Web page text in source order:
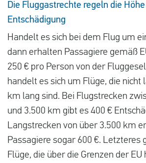
Die Fluggastrechte regeln die
Entschädigung
Handelt es sich bei dem Flug um
dann erhalten Passagiere gemäß
250 € pro Person von der
handelt es sich um Flüge, die nicht
km lang sind. Bei Flugstrecken
und 3.500 km gibt es 400 €
Langstrecken von über 3.500 km
Passagiere sogar 600 €. Letzteres
Flüge, die über die Grenzen der EU